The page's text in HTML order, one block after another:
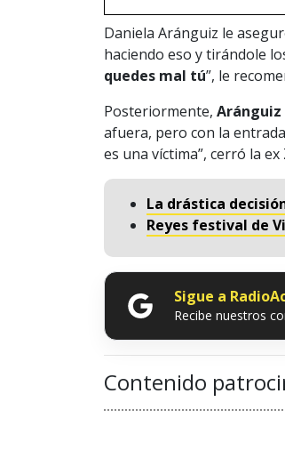
Daniela Aránguiz le
haciendo eso y tirándole
quedes mal tú”, le
Posteriormente, Aránguiz
afuera, pero con la
es una víctima”, cerró la
La drástica
Reyes festival de
Sigue a
Recibe nuestros
Contenido